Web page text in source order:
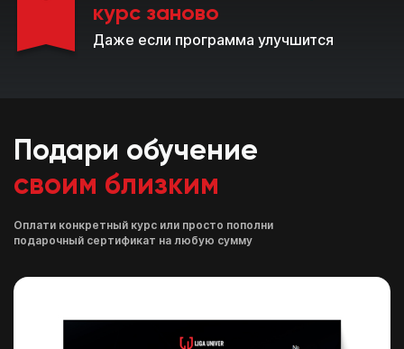
курс заново
Даже если программа улучшится
Подари обучение
своим близким
Оплати конкретный курс или просто пополни
подарочный сертификат на любую сумму